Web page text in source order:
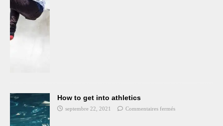
How to get into athletics
septembre 22, 2021 Commentaires fermés